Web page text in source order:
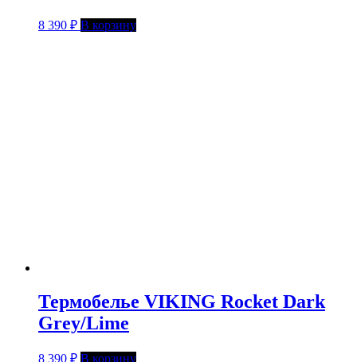
8 390 ₽ В корзину
Термобелье VIKING Rocket Dark
Grey/Lime
8 390 ₽ В корзину